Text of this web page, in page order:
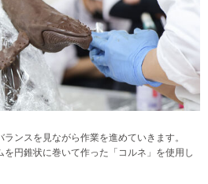
ンスを見ながら作業を進めていきます。
円錐状に巻いて作った「コルネ」を使用し